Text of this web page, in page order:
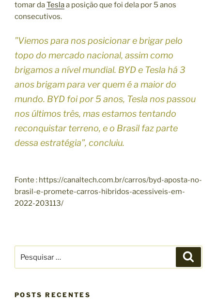
tomar daTeslaa posição que foi dela por 5 anos
consecutivos.
”Viemos para nos posicionar e brigar pelo
topo do mercado nacional, assim como
brigamos a nível mundial. BYD e Tesla há 3
anos brigam para ver quem é a maior do
mundo. BYD foi por 5 anos, Tesla nos passou
nos últimos três, mas estamos tentando
reconquistar terreno, e o Brasil faz parte
dessa estratégia”, concluiu.
Fonte : https://canaltech.com.br/carros/byd-aposta-no-
brasil-e-promete-carros-hibridos-acessiveis-em-
2022-203113/
u
s
POSTS RECENTES